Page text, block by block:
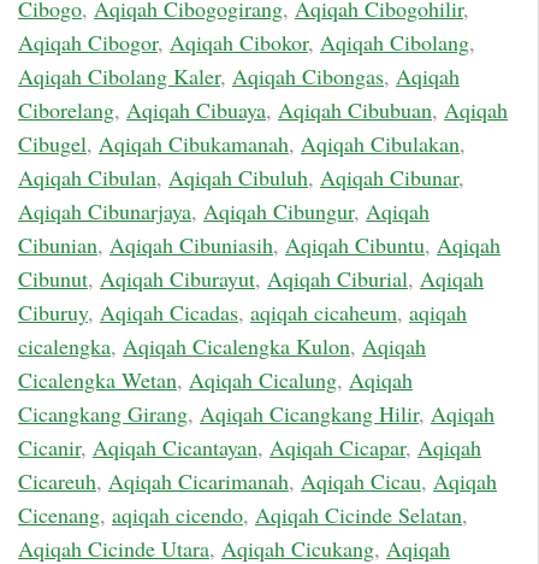
Cibogo, Aqiqah Cibogogirang, Aqiqah Cibogohilir,
Aqiqah Cibogor, Aqiqah Cibokor, Aqiqah Cibolang,
Aqiqah Cibolang Kaler, Aqiqah Cibongas, Aqiqah
Ciborelang, Aqiqah Cibuaya, Aqiqah Cibubuan, Aqiqah
Cibugel, Aqiqah Cibukamanah, Aqiqah Cibulakan,
Aqiqah Cibulan, Aqiqah Cibuluh, Aqiqah Cibunar,
Aqiqah Cibunarjaya, Aqiqah Cibungur, Aqiqah
Cibunian, Aqiqah Cibuniasih, Aqiqah Cibuntu, Aqiqah
Cibunut, Aqiqah Ciburayut, Aqiqah Ciburial, Aqiqah
Ciburuy, Aqiqah Cicadas, aqiqah cicaheum, aqiqah
cicalengka, Aqiqah Cicalengka Kulon, Aqiqah
Cicalengka Wetan, Aqiqah Cicalung, Aqiqah
Cicangkang Girang, Aqiqah Cicangkang Hilir, Aqiqah
Cicanir, Aqiqah Cicantayan, Aqiqah Cicapar, Aqiqah
Cicareuh, Aqiqah Cicarimanah, Aqiqah Cicau, Aqiqah
Cicenang, aqiqah cicendo, Aqiqah Cicinde Selatan,
Aqiqah Cicinde Utara, Aqiqah Cicukang, Aqiqah